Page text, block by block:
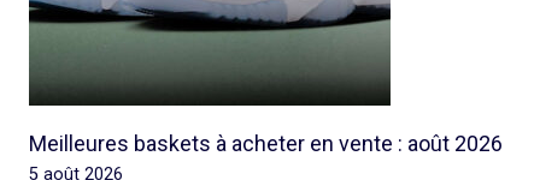
Meilleures baskets à acheter en vente : août 2026
5 août 2026